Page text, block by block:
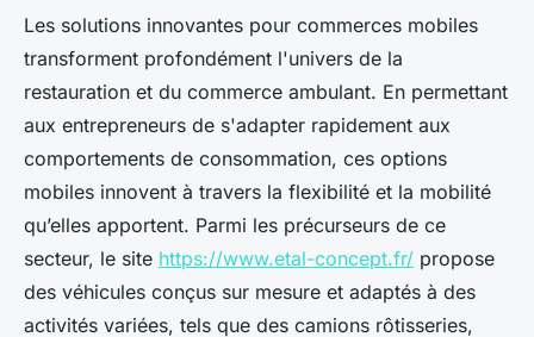
Les solutions innovantes pour commerces mobiles
transforment profondément l'univers de la
restauration et du commerce ambulant. En permettant
aux entrepreneurs de s'adapter rapidement aux
comportements de consommation, ces options
mobiles innovent à travers la flexibilité et la mobilité
qu’elles apportent. Parmi les précurseurs de ce
secteur, le site https://www.etal-concept.fr/ propose
des véhicules conçus sur mesure et adaptés à des
activités variées, tels que des camions rôtisseries,